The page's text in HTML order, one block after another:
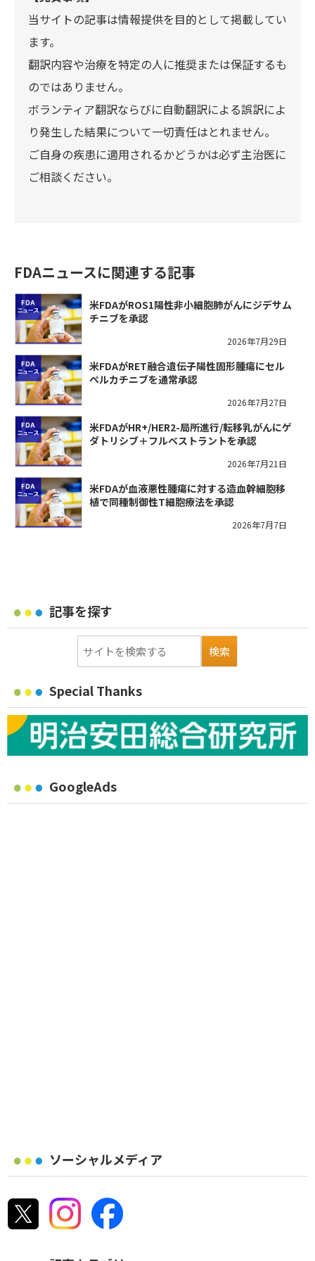
当サイトの記事は情報提供を目的として掲載してい
ます。
翻訳内容や治療を特定の人に推奨または保証するも
のではありません。
ボランティア翻訳ならびに自動翻訳による誤訳によ
り発生した結果について一切責任はとれません。
ご自身の疾患に適用されるかどうかは必ず主治医に
ご相談ください。
FDAニュースに関連する記事
米FDAがROS1陽性非小細胞肺がんにジデサム
チニブを承認
2026年7月29日
米FDAがRET融合遺伝子陽性固形腫瘍にセル
ペルカチニブを通常承認
2026年7月27日
米FDAがHR+/HER2-局所進行/転移乳がんにゲ
ダトリシブ＋フルベストラントを承認
2026年7月21日
米FDAが血液悪性腫瘍に対する造血幹細胞移
植で同種制御性T細胞療法を承認
2026年7月7日
記事を探す
Special Thanks
GoogleAds
ソーシャルメディア